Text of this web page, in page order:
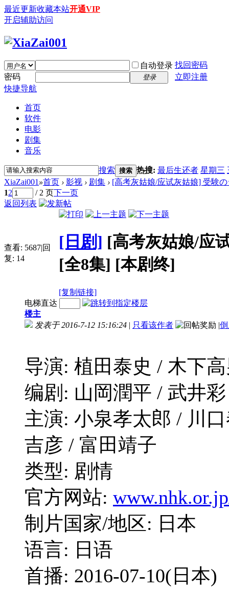
最近更新收藏本站开通VIP
开启辅助访问
自动登录 找回密码
密码
登录
立即注册
快捷导航
首页
软件
电影
剧集
音乐
搜索 搜索 热搜: 最后生还者 星期三
XiaZai001 »首页 › 影视 › 剧集 › [高考灰姑娘/应试灰姑娘] 受験
12 / 2 页下一页
返回列表
查看: 5687|回
复: 14
[日剧] [高考灰姑娘/应
[全8集] [本剧终]
[复制链接]
电梯直达
楼主
发表于 2016-7-12 15:16:24 | 只看该作者 |
导演: 植田泰史 / 木下
编剧: 山岡潤平 / 武井
主演: 小泉孝太郎 / 川
吉彦 / 富田靖子
类型: 剧情
官方网站:
制片国家/地区: 日本
语言: 日语
首播: 2016-07-10(日本)